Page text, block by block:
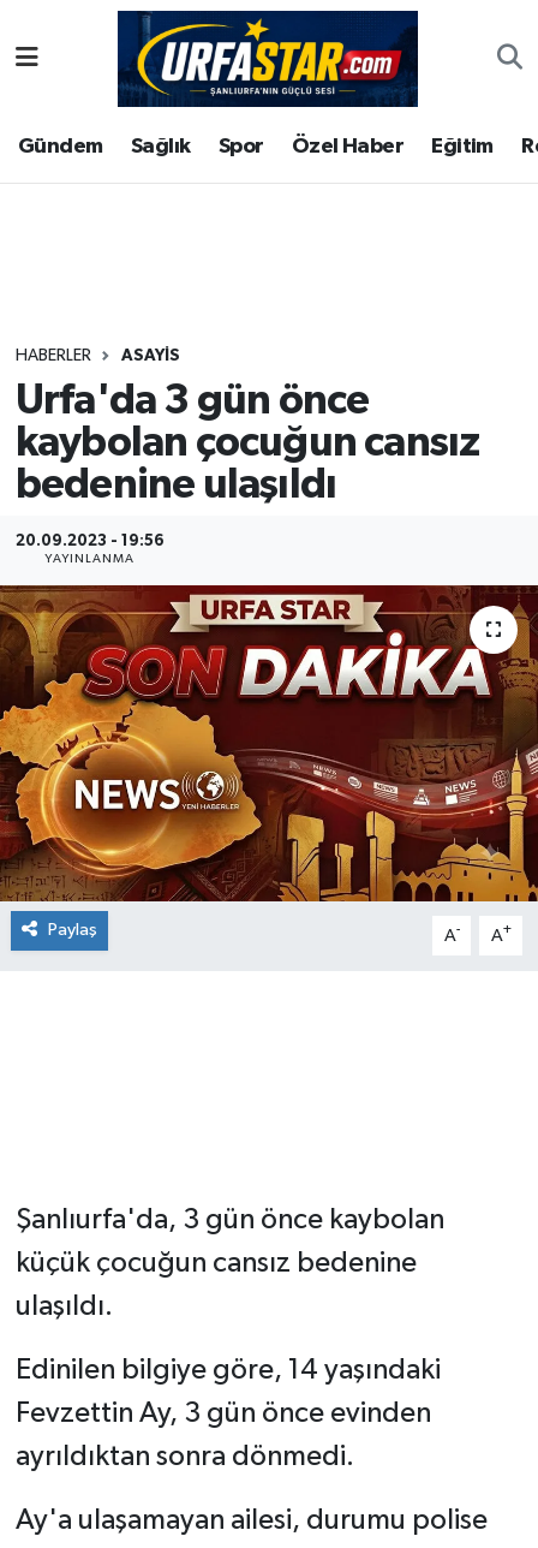
Gündem Sağlık Spor Özel Haber Eğitim
HABERLER ASAYİS
Urfa'da 3 gün önce
kaybolan çocuğun cansız
bedenine ulaşıldı
20.09.2023 - 19:56
YAYINLANMA
Paylaş A- A+
Şanlıurfa'da, 3 gün önce kaybolan
küçük çocuğun cansız bedenine
ulaşıldı.
Edinilen bilgiye göre, 14 yaşındaki
Fevzettin Ay, 3 gün önce evinden
ayrıldıktan sonra dönmedi.
Ay'a ulaşamayan ailesi, durumu polise
ASAYİS
ÇEVRE
Gündem
Kültür
Şanlıurfa Nöbetçi Eczaneler
Şanlıurfa Hava Durumu
Tüm Manşetler
Son Dakika Haberleri